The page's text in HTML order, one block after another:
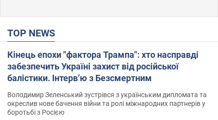
TOP NEWS
Кінець епохи "фактора Трампа": хто насправді
забезпечить Україні захист від російської
балістики. Інтерв’ю з Безсмертним
Володимир Зеленський зустрівся з українським дипломата та
окреслив нове бачення війни та ролі міжнародних партнерів у
боротьбі з Росією